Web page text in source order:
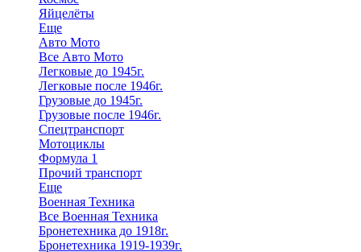
Яйцелёты
Еще
Авто Мото
Все Авто Мото
Легковые до 1945г.
Легковые после 1946г.
Грузовые до 1945г.
Грузовые после 1946г.
Спецтранспорт
Мотоциклы
Формула 1
Прочий транспорт
Еще
Военная Техника
Все Военная Техника
Бронетехника до 1918г.
Бронетехника 1919-1939г.